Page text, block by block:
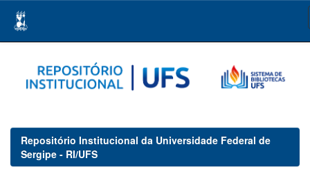
navigation
Repositório Institucional da Universidade Federal de
Sergipe - RI/UFS